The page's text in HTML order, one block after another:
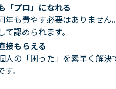
「プロ」になれる
年も費やす必要はありませ
て認められます。
接もらえる
人の「困った」を素早く解
。